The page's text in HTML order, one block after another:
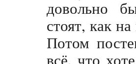
довольно
стоят, как
Потом
всё, что